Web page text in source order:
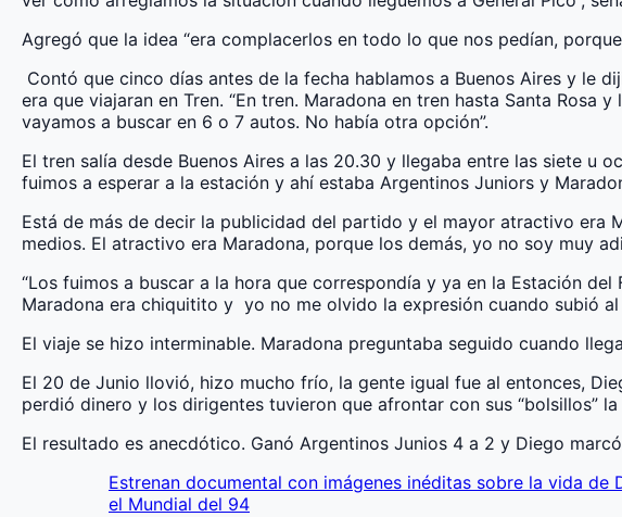
Agregó que la idea “era complacerlos en todo lo que nos pedían,
Contó que cinco días antes de la fecha hablamos a Buenos Aires y le
era que viajaran en Tren. “En tren. Maradona en tren hasta Santa
vayamos a buscar en 6 o 7 autos. No había otra opción”.
El tren salía desde Buenos Aires a las 20.30 y llegaba entre las siete u
fuimos a esperar a la estación y ahí estaba Argentinos Juniors y
Está de más de decir la publicidad del partido y el mayor atractivo era
medios. El atractivo era Maradona, porque los demás, yo no soy muy
“Los fuimos a buscar a la hora que correspondía y ya en la Estación
Maradona era chiquitito y yo no me olvido la expresión cuando subió
El viaje se hizo interminable. Maradona preguntaba seguido cuando
El 20 de Junio llovió, hizo mucho frío, la gente igual fue al entonces,
perdió dinero y los dirigentes tuvieron que afrontar con sus “bolsillos”
El resultado es anecdótico. Ganó Argentinos Junios 4 a 2 y Diego
Estrenan documental con imágenes inéditas sobre la vida
el Mundial del 94